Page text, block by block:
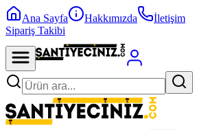
Ana Sayfa Hakkımızda
İletişim
Sipariş Takibi